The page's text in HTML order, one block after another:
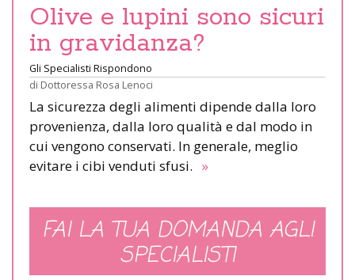
Olive e lupini sono sicuri
in gravidanza?
Gli Specialisti Rispondono
di Dottoressa Rosa Lenoci
La sicurezza degli alimenti dipende dalla loro
provenienza, dalla loro qualità e dal modo in
cui vengono conservati. In generale, meglio
evitare i cibi venduti sfusi. »
FAI LA TUA DOMANDA AGLI
SPECIALISTI